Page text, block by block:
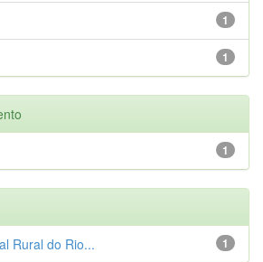
1
1
1
1
Rural do Rio...